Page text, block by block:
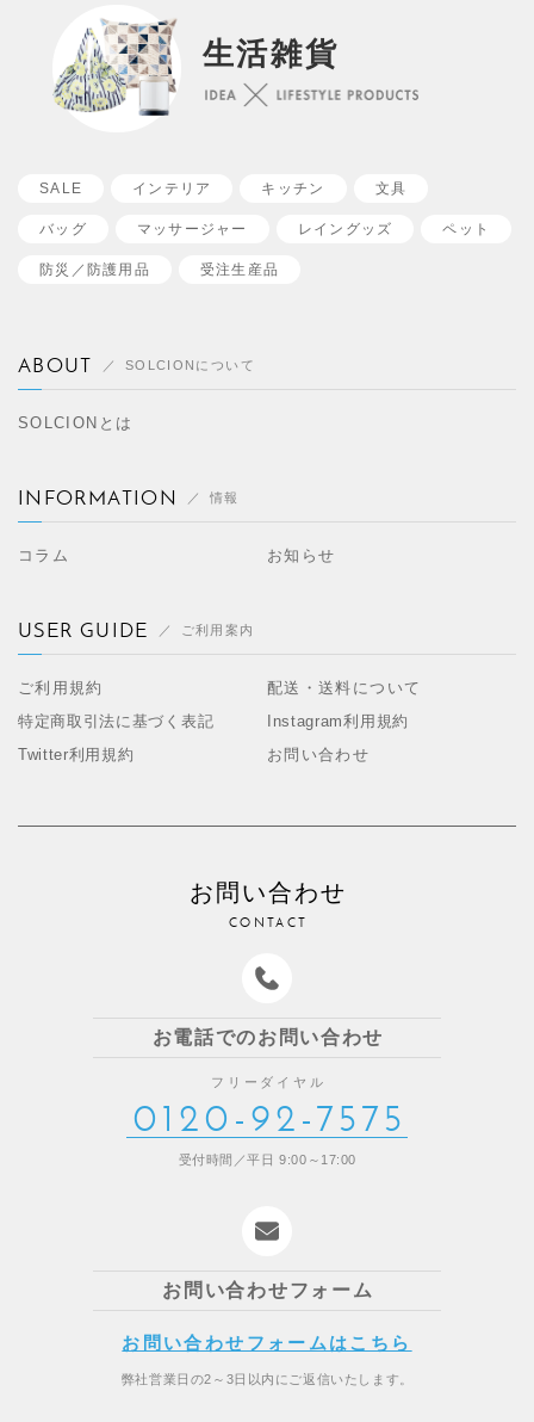
生活雑貨
SALE インテリア キッチン 文具
バッグ マッサージャー レイングッズ ペット
防災／ 防護用品 受注生産品
ABOUT SOLCIONについて
SOLCIONとは
INFORMATION 情報
コラム お知らせ
USER GUIDE ご利用案内
ご利用規約
配送・送料について
特定商取引法に基づく表記
Instagram利用規約
Twitter利用規約
お問い合わせ
お問い合わせ
CONTACT
お電話でのお問い合わせ
フリーダイヤル
0120-92-7575
受付時間／平日 9:00～17:00
お問い合わせフォーム
お問い合わせフォームはこちら
弊社営業日の2～3日以内にご返信いたします。